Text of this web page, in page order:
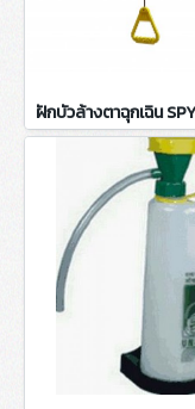
ฝักบัวล้างตาฉุกเฉิน